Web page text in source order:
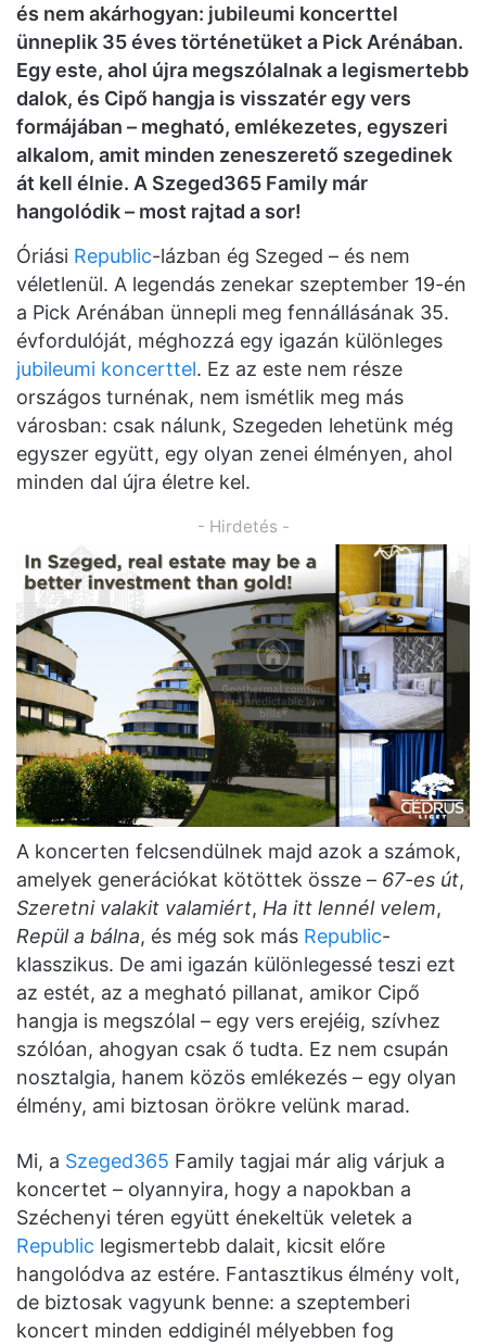
és nem akárhogyan: jubileumi koncerttel
ünneplik 35 éves történetüket a Pick Arénában.
Egy este, ahol újra megszólalnak a legismertebb
dalok, és Cipő hangja is visszatér egy vers
formájában – megható, emlékezetes, egyszeri
alkalom, amit minden zeneszerető szegedinek
át kell élnie. A Szeged365 Family már
hangolódik – most rajtad a sor!
Óriási Republic-lázban ég Szeged – és nem
véletlenül. A legendás zenekar szeptember 19-én
a Pick Arénában ünnepli meg fennállásának 35.
évfordulóját, méghozzá egy igazán különleges
jubileumi koncerttel. Ez az este nem része
országos turnénak, nem ismétlik meg más
városban: csak nálunk, Szegeden lehetünk még
egyszer együtt, egy olyan zenei élményen, ahol
minden dal újra életre kel.
- Hirdetés -
A koncerten felcsendülnek majd azok a számok,
amelyek generációkat kötöttek össze – 67-es út,
Szeretni valakit valamiért, Ha itt lennél velem,
Repül a bálna, és még sok más Republic-
klasszikus. De ami igazán különlegessé teszi ezt
az estét, az a megható pillanat, amikor Cipő
hangja is megszólal – egy vers erejéig, szívhez
szólóan, ahogyan csak ő tudta. Ez nem csupán
nosztalgia, hanem közös emlékezés – egy olyan
élmény, ami biztosan örökre velünk marad.
Mi, a Szeged365 Family tagjai már alig várjuk a
koncertet – olyannyira, hogy a napokban a
Széchenyi téren együtt énekeltük veletek a
Republic legismertebb dalait, kicsit előre
hangolódva az estére. Fantasztikus élmény volt,
de biztosak vagyunk benne: a szeptemberi
koncert minden eddiginél mélyebben fog